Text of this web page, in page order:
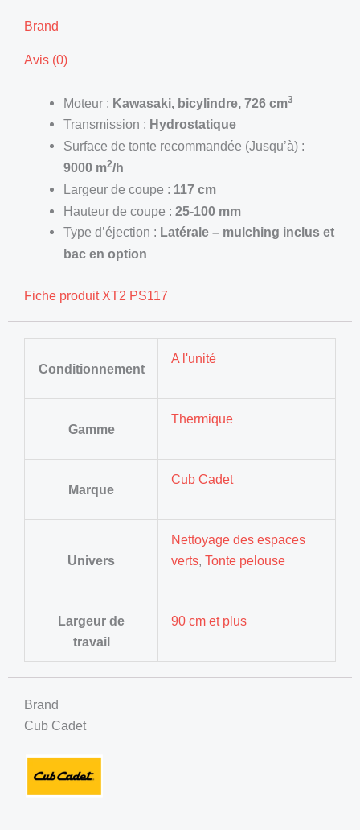
Brand
Avis (0)
Moteur : Kawasaki, bicylindre, 726 cm3
Transmission : Hydrostatique
Surface de tonte recommandée (Jusqu’à) :
9000 m2/h
Largeur de coupe : 117 cm
Hauteur de coupe :25-100 mm
Type d’éjection : Latérale – mulching inclus et
bac en option
Fiche produit XT2 PS117
Conditionnement
A l'unité
Gamme
Thermique
Marque
Cub Cadet
Univers
Nettoyage des espaces
verts,Tonte pelouse
Largeur de
travail
90 cm et plus
Brand
Cub Cadet